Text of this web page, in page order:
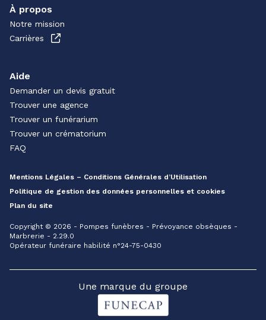
À propos
Notre mission
Carrières
Aide
Demander un devis gratuit
Trouver une agence
Trouver un funérarium
Trouver un crématorium
FAQ
Mentions Légales – Conditions Générales d’Utilisation
Politique de gestion des données personnelles et cookies
Plan du site
Copyright © 2026 - Pompes funèbres - Prévoyance obsèques -
Marbrerie - 2.29.0
Opérateur funéraire habilité n°24-75-0430
Une marque du groupe